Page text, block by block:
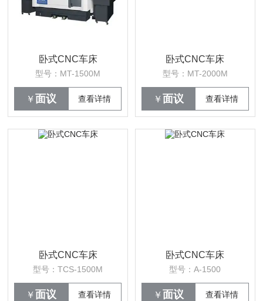
卧式CNC车床
型号：MT-1500M
￥ 面议 查看详情
卧式CNC车床
型号：MT-2000M
￥ 面议 查看详情
卧式CNC车床
型号：TCS-1500M
￥ 面议 查看详情
卧式CNC车床
型号：A-1500
￥ 面议 查看详情